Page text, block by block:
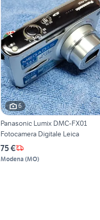
6
Panasonic Lumix DMC-FX01
Fotocamera Digitale Leica
75 €
Modena (MO)